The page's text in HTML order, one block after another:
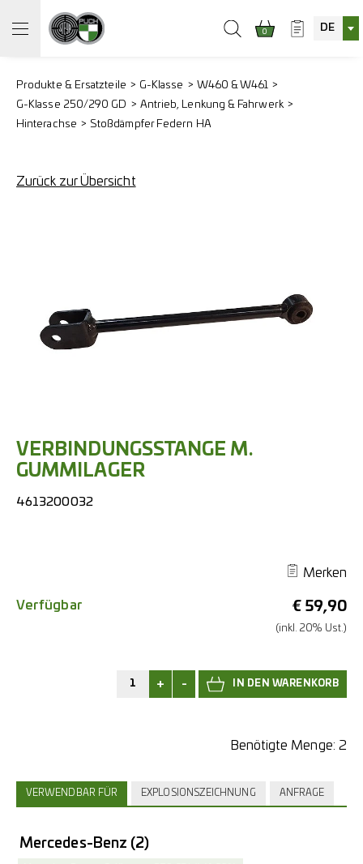
0 DE
Produkte & Ersatzteile G-Klasse
W460 & W461
G-Klasse 250/290 GD
Antrieb, Lenkung & Fahrwerk
Hinterachse
Stoßdämpfer Federn HA
Zurück zur Übersicht
VERBINDUNGSSTANGE M.
GUMMILAGER
4613200032
Merken
€ 59,90
(inkl. 20% Ust.)
Verfügbar
+ -
Benötigte Menge: 2
VERWENDBAR FÜR EXPLOSIONSZEICHNUNG ANFRAGE
Mercedes-Benz (2)